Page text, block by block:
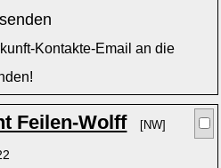
Kontakte-Email an die
Feilen-Wolff [NW]